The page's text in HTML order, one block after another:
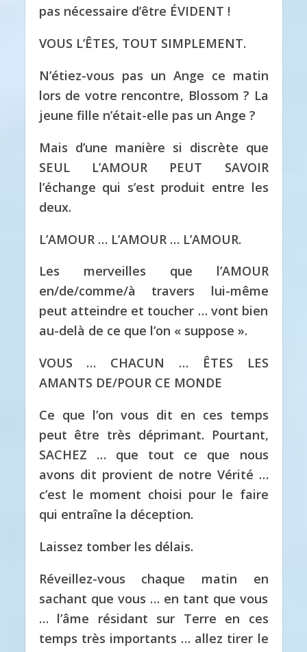
pas nécessaire d’être ÉVIDENT !
VOUS L’ÊTES, TOUT SIMPLEMENT.
N’étiez-vous pas un Ange ce matin
lors de votre rencontre, Blossom ? La
jeune fille n’était-elle pas un Ange ?
Mais d’une manière si discrète que
SEUL L’AMOUR PEUT SAVOIR
l’échange qui s’est produit entre les
deux.
L’AMOUR … L’AMOUR … L’AMOUR.
Les merveilles que l’AMOUR
en/de/comme/à travers lui-même
peut atteindre et toucher … vont bien
au-delà de ce que l’on « suppose ».
VOUS … CHACUN … ÊTES LES
AMANTS DE/POUR CE MONDE
Ce que l’on vous dit en ces temps
peut être très déprimant. Pourtant,
SACHEZ … que tout ce que nous
avons dit provient de notre Vérité …
c’est le moment choisi pour le faire
qui entraîne la déception.
Laissez tomber les délais.
Réveillez-vous chaque matin en
sachant que vous … en tant que vous
… l’âme résidant sur Terre en ces
temps très importants … allez tirer le